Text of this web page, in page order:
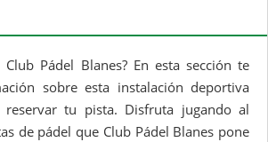
Pádel Blanes? En esta sección te
sobre esta instalación deportiva
reservar tu pista. Disfruta jugando al
de pádel que Club Pádel Blanes pone